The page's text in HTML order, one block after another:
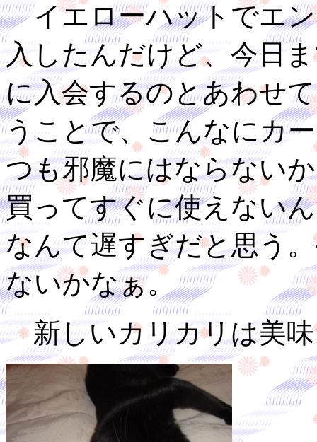
イエローハットでエン
入したんだけど、今日
に入会するのとあわせ
うことで、こんなにカ
つも邪魔にはならない
買ってすぐに使えない
なんて遅すぎだと思う
ないかなぁ。
新しいカリカリは美味